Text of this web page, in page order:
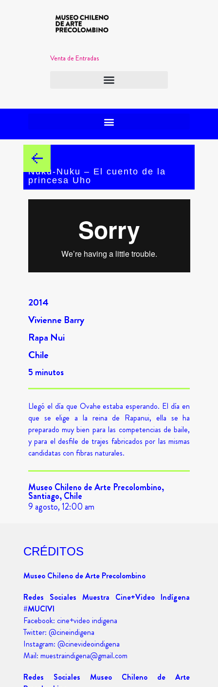
Venta de Entradas
Nuku-Nuku – El cuento de la
princesa Uho
2014
Vivienne Barry
Rapa Nui
Chile
5 minutos
Llegó el día que Ovahe estaba esperando. El día en
que se elige a la reina de Rapanui, ella se ha
preparado muy bien para las competencias de baile,
y para el desfile de trajes fabricados por las mismas
candidatas con fibras naturales.
Museo Chileno de Arte Precolombino,
Santiago, Chile
9 agosto, 12:00 am
CRÉDITOS
Museo Chileno de Arte Precolombino
Redes Sociales Muestra Cine+Video Indígena
#MUCIVI
Facebook: cine+video indigena
Twitter: @cineindigena
Instagram: @cinevideoindigena
Mail: muestraindigena@gmail.com
Redes Sociales Museo Chileno de Arte